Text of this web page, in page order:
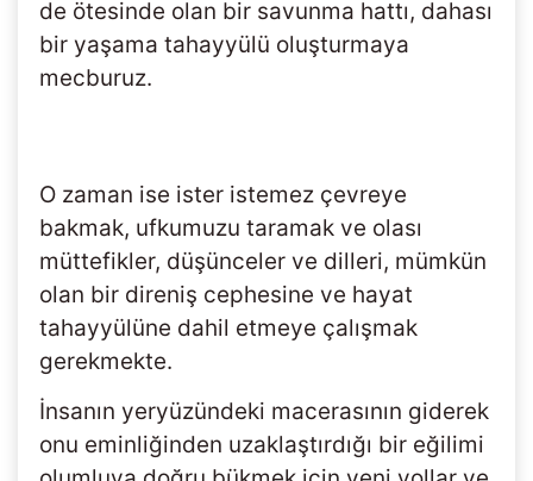
de ötesinde olan bir savunma hattı, dahası
bir yaşama tahayyülü oluşturmaya
mecburuz.
O zaman ise ister istemez çevreye
bakmak, ufkumuzu taramak ve olası
müttefikler, düşünceler ve dilleri, mümkün
olan bir direniş cephesine ve hayat
tahayyülüne dahil etmeye çalışmak
gerekmekte.
İnsanın yeryüzündeki macerasının giderek
onu eminliğinden uzaklaştırdığı bir eğilimi